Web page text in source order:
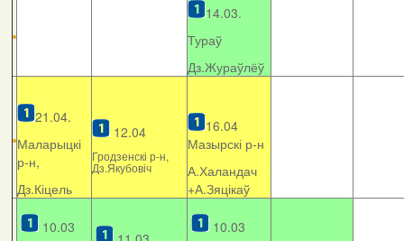
14.03.
Тураў
Дз.Жураўлёў
21.04.
Маларыцкі
р-н,
Дз.Кіцель
12.04
Гродзенскі р-н,
Дз.Якубовіч
16.04
Мазырскі р-н
А.Халандач
+А.Зяцікаў
10.03
10.03